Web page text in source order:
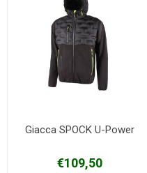
Giacca SPOCK U-Power
€109,50